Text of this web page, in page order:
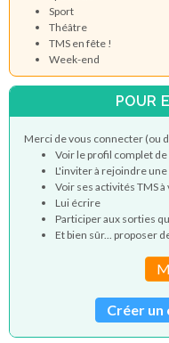
Sport
Théâtre
TMS en fête !
Week-end
POUR
Merci de vous connecter (ou
Voir le profil complet de
L'inviter à rejoindre
Voir ses activités TMS
Lui écrire
Participer aux sorties
Et bien sûr... proposer
Créer un